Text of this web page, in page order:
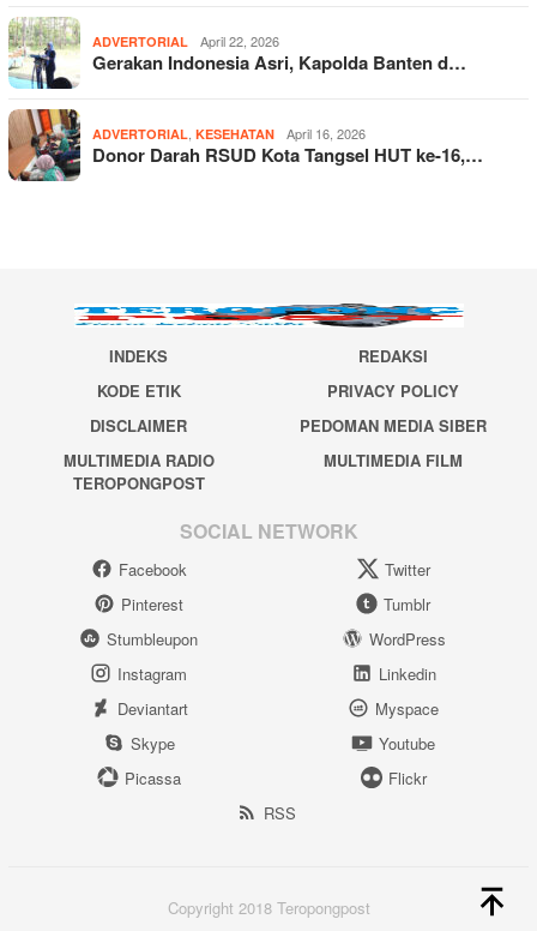
ADVERTORIAL April 22, 2026
Gerakan Indonesia Asri, Kapolda Banten d…
ADVERTORIAL KESEHATAN April 16, 2026
Donor Darah RSUD Kota Tangsel HUT ke-16,…
INDEKS
REDAKSI
KODE ETIK
PRIVACY POLICY
DISCLAIMER
PEDOMAN MEDIA SIBER
MULTIMEDIA RADIO
TEROPONGPOST
MULTIMEDIA FILM
SOCIAL NETWORK
Facebook
Twitter
Pinterest
Tumblr
Stumbleupon
WordPress
Instagram
Linkedin
Deviantart
Myspace
Skype
Youtube
Picassa
Flickr
RSS
Copyright 2018 Teropongpost